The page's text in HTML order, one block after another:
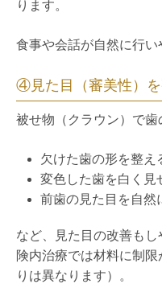
ります。
食事や会話が自然に行い
④見た目（審美性）
被せ物（クラウン）で歯
欠けた歯の形を整え
変色した歯を白く見
前歯の見た目を自然
など、見た目の改善も
険内治療では材料に制
りは異なります）。